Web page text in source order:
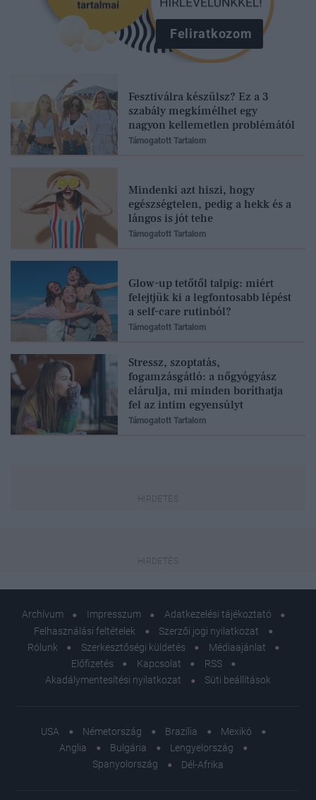
Feliratkozom
Fesztiválra készülsz? Ez a 3
szabály megkímélhet egy
nagyon kellemetlen problémától
Támogatott Tartalom
Mindenki azt hiszi, hogy
egészségtelen, pedig a hekk és a
lángos is jót tehe
Támogatott Tartalom
Glow-up tetőtől talpig: miért
felejtjük ki a legfontosabb lépést
a self-care rutinból?
Támogatott Tartalom
Stressz, szoptatás,
fogamzásgátló: a nőgyógyász
elárulja, mi minden boríthatja
fel az intim egyensúlyt
Támogatott Tartalom
Archívum Impresszum
Adatkezelési tájékoztató
Felhasználási feltételek
Szerzői jogi nyilatkozat
Rólunk
Szerkesztőségi küldetés
Médiaajánlat
Előfizetés
Kapcsolat
RSS
Akadálymentesítési nyilatkozat
Süti beállítások
USA Németország Brazília
Mexikó
Anglia
Bulgária
Lengyelország
Spanyolország
Dél-Afrika